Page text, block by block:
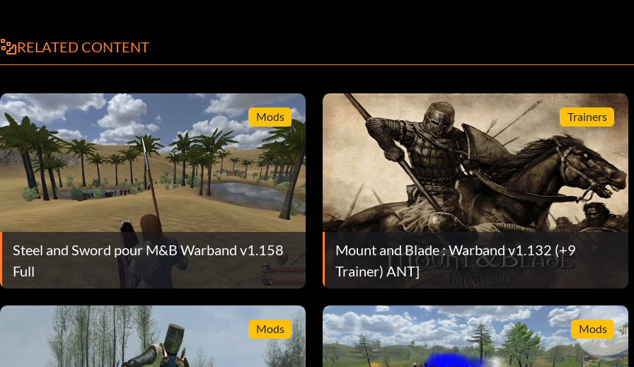
RELATED CONTENT
Mods
Steel and Sword pour M&B Warband v1.158
Full
Trainers
Mount and Blade : Warband v1.132 (+9
Trainer) ANT]
Mods Mods